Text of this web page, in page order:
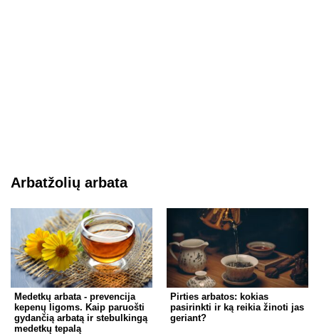
Arbatžolių arbata
Medetkų arbata - prevencija
kepenų ligoms. Kaip paruošti
gydančią arbatą ir stebulkingą
medetkų tepalą
Pirties arbatos: kokias
pasirinkti ir ką reikia žinoti jas
geriant?